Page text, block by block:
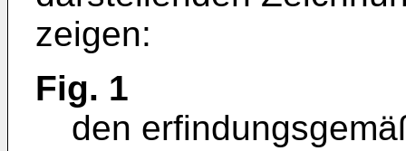
zeigen:
Fig. 1
den